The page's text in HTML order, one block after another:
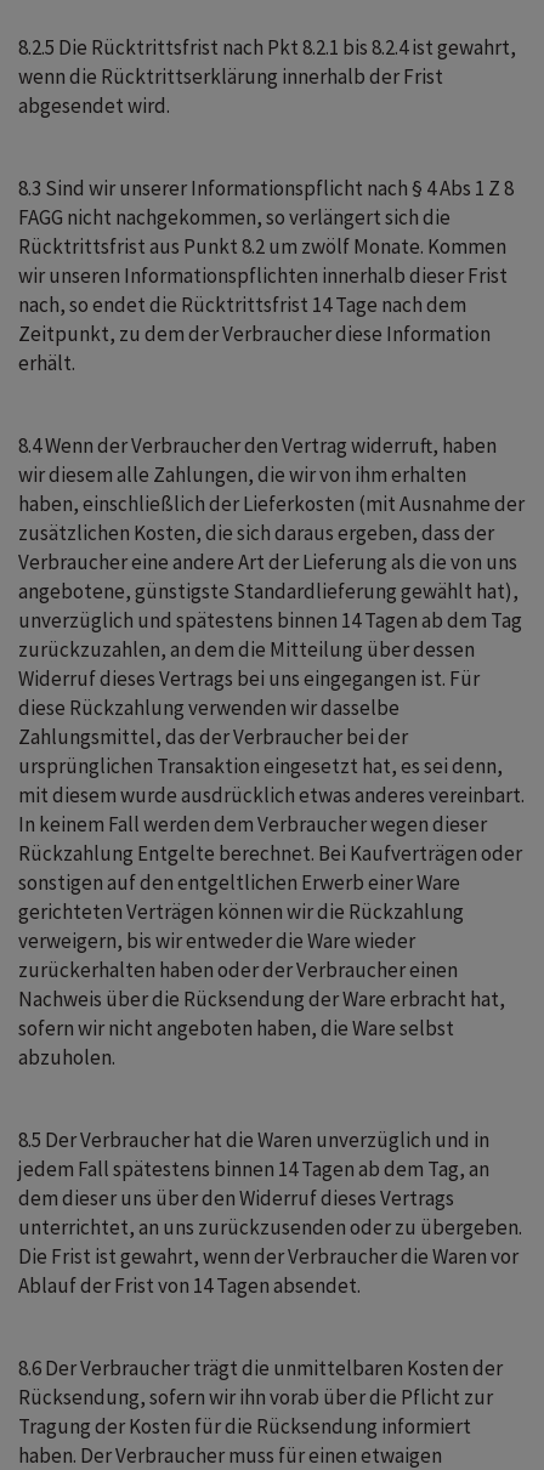
8.2.5 Die Rücktrittsfrist nach Pkt 8.2.1 bis 8.2.4 ist gewahrt,
wenn die Rücktrittserklärung innerhalb der Frist
abgesendet wird.
8.3 Sind wir unserer Informationspflicht nach § 4 Abs 1 Z 8
FAGG nicht nachgekommen, so verlängert sich die
Rücktrittsfrist aus Punkt 8.2 um zwölf Monate. Kommen
wir unseren Informationspflichten innerhalb dieser Frist
nach, so endet die Rücktrittsfrist 14 Tage nach dem
Zeitpunkt, zu dem der Verbraucher diese Information
erhält.
8.4 Wenn der Verbraucher den Vertrag widerruft, haben
wir diesem alle Zahlungen, die wir von ihm erhalten
haben, einschließlich der Lieferkosten (mit Ausnahme der
zusätzlichen Kosten, die sich daraus ergeben, dass der
Verbraucher eine andere Art der Lieferung als die von uns
angebotene, günstigste Standardlieferung gewählt hat),
unverzüglich und spätestens binnen 14 Tagen ab dem Tag
zurückzuzahlen, an dem die Mitteilung über dessen
Widerruf dieses Vertrags bei uns eingegangen ist. Für
diese Rückzahlung verwenden wir dasselbe
Zahlungsmittel, das der Verbraucher bei der
ursprünglichen Transaktion eingesetzt hat, es sei denn,
mit diesem wurde ausdrücklich etwas anderes vereinbart.
In keinem Fall werden dem Verbraucher wegen dieser
Rückzahlung Entgelte berechnet. Bei Kaufverträgen oder
sonstigen auf den entgeltlichen Erwerb einer Ware
gerichteten Verträgen können wir die Rückzahlung
verweigern, bis wir entweder die Ware wieder
zurückerhalten haben oder der Verbraucher einen
Nachweis über die Rücksendung der Ware erbracht hat,
sofern wir nicht angeboten haben, die Ware selbst
abzuholen.
8.5 Der Verbraucher hat die Waren unverzüglich und in
jedem Fall spätestens binnen 14 Tagen ab dem Tag, an
dem dieser uns über den Widerruf dieses Vertrags
unterrichtet, an uns zurückzusenden oder zu übergeben.
Die Frist ist gewahrt, wenn der Verbraucher die Waren vor
Ablauf der Frist von 14 Tagen absendet.
8.6 Der Verbraucher trägt die unmittelbaren Kosten der
Rücksendung, sofern wir ihn vorab über die Pflicht zur
Tragung der Kosten für die Rücksendung informiert
haben. Der Verbraucher muss für einen etwaigen